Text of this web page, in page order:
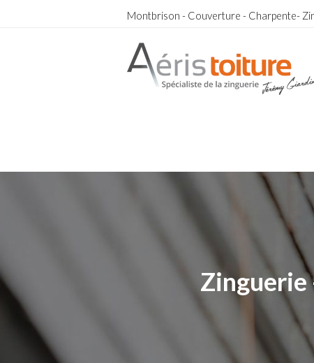
Montbrison - Couverture - Charpente-
Zinguerie